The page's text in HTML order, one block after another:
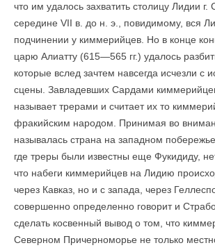
что им удалось захватить столицу Лидии
середине VII в. до н. э., повидимому, вся
подчинении у киммерийцев. Но в конце
царю Алиатту (615—565 гг.) удалось
которые вслед зачтем навсегда исчезли с
сцены. Завладевших Сардами
называет трерами и считает их то
фракийским народом. Принимая во
называлась страна на западном
где треры были известны еще Фукидиду,
что набеги киммерийцев на Лидию
через Кавказ, но и с запада, через
совершенно определенно говорит и
сделать косвенный вывод о том, что
Северном Причерноморье не только